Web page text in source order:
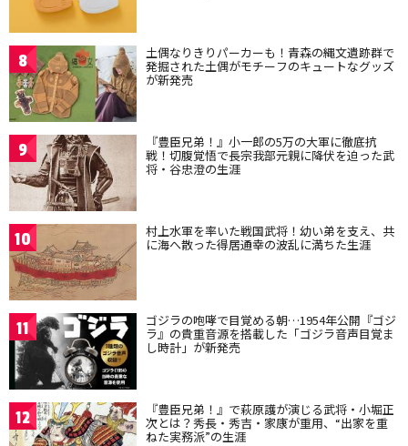
8 土偶なりきりパーカーも！青森の縄文遺跡群で
発掘された土偶がモチーフのキュートなグッズ
が新発売
9 『豊臣兄弟！』小一郎の5万の大軍に徹底抗
戦！切腹覚悟で長宗我部元親に降伏を迫った武
将・谷忠澄の生涯
10 村上水軍を率いた戦国武将！幼い弟を支え、共
に海へ散った得居通幸の波乱に満ちた生涯
11 ゴジラの咆哮で目覚める朝…1954年公開『ゴジ
ラ』の貴重音源を搭載した「ゴジラ音声目覚ま
し時計」が新発売
12 『豊臣兄弟！』で萩原護が演じる武将・小堀正
次とは？秀長・秀吉・家康が重用、“出家を重
ねた実務派”の生涯